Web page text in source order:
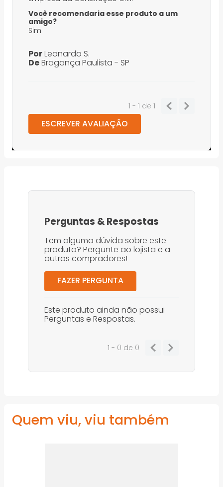
Você recomendaria esse produto a um
amigo?
Sim
PorLeonardo S.
DeBragança Paulista - SP
1 - 1 de 1
ESCREVER AVALIAÇÃO
Perguntas &Respostas
Tem alguma dúvida sobre este
produto? Pergunte ao lojista e a
outros compradores!
FAZER PERGUNTA
Este produto ainda não possui
Perguntas e Respostas.
1 - 0 de 0
Quem viu, viu também